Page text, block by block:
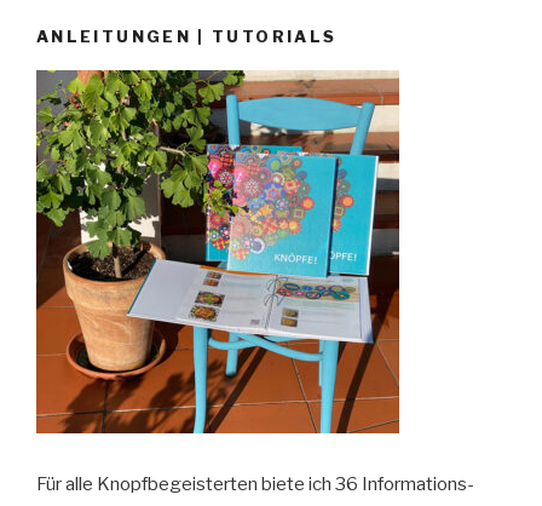
ANLEITUNGEN | TUTORIALS
Für alle Knopfbegeisterten biete ich 36 Informations-